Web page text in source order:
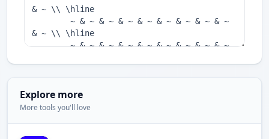
Explore more
More tools you'll love